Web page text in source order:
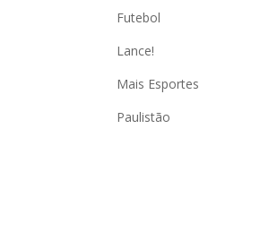
Futebol
Lance!
Mais Esportes
Paulistão